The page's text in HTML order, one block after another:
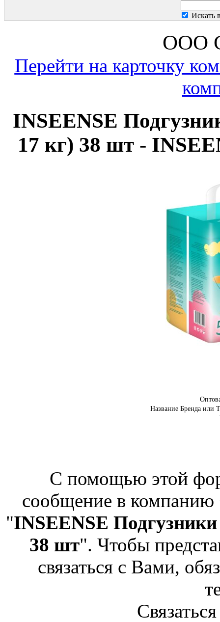
Искать
ООО
Перейти на карточку
INSEENSE
17 кг) 38 шт -
Название Бренда
С помощью этой
сообщение в компанию
"INSEENSE
38 шт". Чтобы
связаться с Вами,